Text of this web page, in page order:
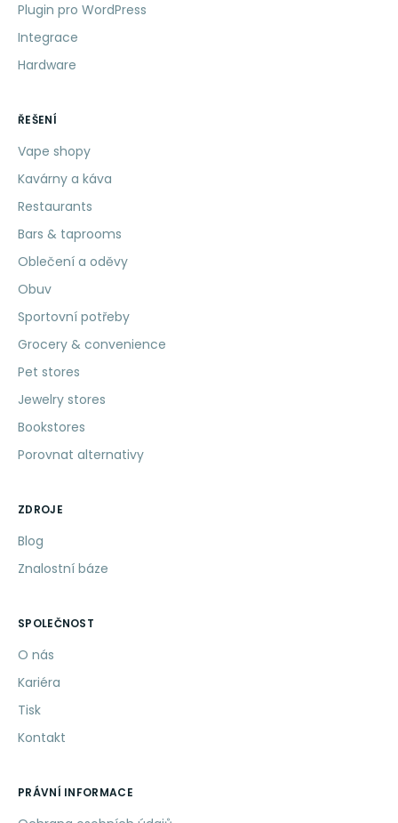
Plugin pro WordPress
Integrace
Hardware
ŘEŠENÍ
Vape shopy
Kavárny a káva
Restaurants
Bars & taprooms
Oblečení a oděvy
Obuv
Sportovní potřeby
Grocery & convenience
Pet stores
Jewelry stores
Bookstores
Porovnat alternativy
ZDROJE
Blog
Znalostní báze
SPOLEČNOST
O nás
Kariéra
Tisk
Kontakt
PRÁVNÍ INFORMACE